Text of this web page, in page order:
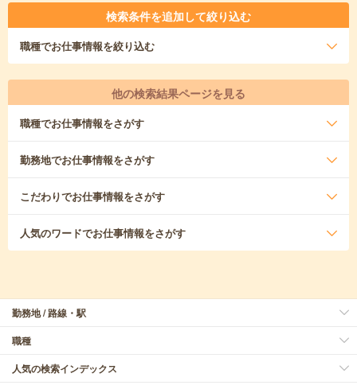
検索条件を追加して絞り込む
職種でお仕事情報を絞り込む
他の検索結果ページを見る
職種でお仕事情報をさがす
勤務地でお仕事情報をさがす
こだわりでお仕事情報をさがす
人気のワードでお仕事情報をさがす
勤務地 / 路線・駅
職種
人気の検索インデックス